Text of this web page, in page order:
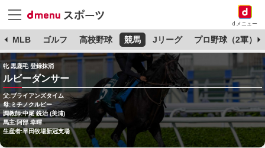
dメニュー
MLB ゴルフ 高校野球 競馬 Jリーグ プロ野球（2軍）
牝 黒鹿毛 登録抹消
ルビーダンサー
父:ブライアンズタイム
母:ミチノクルビー
調教師:中尾 銑治 (美浦)
馬主:阿部 幸暉
生産者:早田牧場新冠支場